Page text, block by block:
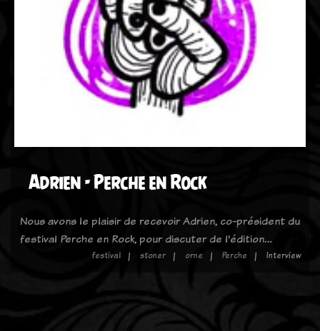
Adrien - Perche en Rock
Nous avons le plaisir de recevoir Adrien, co-président du
festival Perche en Rock, pour discuter de l'édition…
festival stoner orne Perche Interview